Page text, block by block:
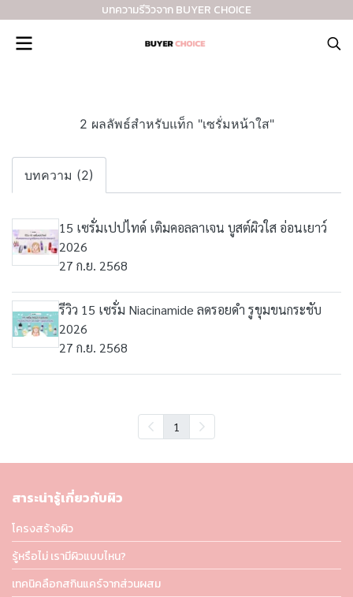
บทความรีวิวจาก BUYER CHOICE
2 ผลลัพธ์สำหรับแท็ก "เซรั่มหน้าใส"
บทความ (2)
15 เซรั่มเปปไทด์ เติมคอลลาเจน บูสต์ผิวใส อ่อนเยาว์
2026
27 ก.ย. 2568
รีวิว 15 เซรั่ม Niacinamide ลดรอยดำ รูขุมขนกระชับ
2026
27 ก.ย. 2568
1
สาระน่ารู้เกี่ยวกับผิว
โครงสร้างผิว
รู้หรือไม่ เรามีผิวแบบไหน?
เทคนิคลือกสกินแคร์จากส่วนผสม